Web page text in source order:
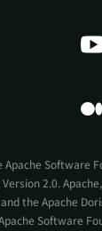
Software
2.0.
the Apache
Software